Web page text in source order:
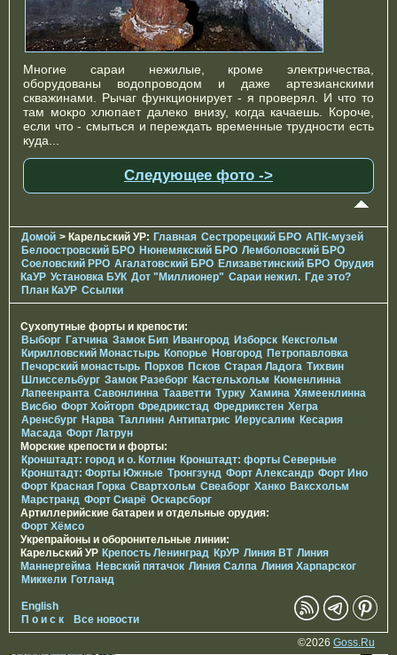
Многие сараи нежилые, кроме электричества,
оборудованы водопроводом и даже артезианскими
скважинами. Рычаг функционирует - я проверял. И что то
там мокро хлюпает далеко внизу, когда качаешь. Короче,
если что - смыться и переждать временные трудности есть
куда...
Следующее фото ->
Домой > Карельский УР: Главная Сестрорецкий БРО АПК-музей
Белоостровский БРО Нюнемякский БРО Лемболовский БРО
Соеловский РРО Агалатовский БРО Елизаветинcкий БРО Орудия
КаУР Установка БУК Дот "Миллионер" Сараи нежил. Где это?
План КаУР Ссылки
Сухопутные форты и крепости:
Выборг Гатчина Замок Бип Ивангород Изборск Кексгольм
Кирилловский Монастырь Копорье Новгород Петропавловка
Печорcкий монастырь Порхов Псков Старая Ладога Тихвин
Шлиссельбург Замок Разеборг Кастельхольм Кюменлинна
Лапеенранта Савонлинна Тааветти Турку Хамина Хямеенлинна
Висбю Форт Хойторп Фредрикстад Фредрикстен Хегра
Аренсбург Нарва Таллинн Антипатрис Иерусалим Кесария
Масада Форт Латрун
Морские крепости и форты:
Кронштадт: город и о. Котлин Кронштадт: форты Северные
Кронштадт: Форты Южные Тронгзунд Форт Александр Форт Ино
Форт Красная Горка Свартхольм Свеаборг Ханко Ваксхольм
Марстранд Форт Сиарё Оскарсборг
Артиллерийские батареи и отдельные орудия:
Форт Хёмсо
Укрепрайоны и оборонительные линии:
Карельский УР Крепость Ленинград КрУР Линия ВТ Линия
Маннергейма Невский пятачок Линия Салпа Линия Харпарског
Миккели Готланд
English
П о и с к
Все новости
©2026 Goss.Ru